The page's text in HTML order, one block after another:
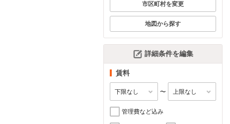
市区町村を変更
地図から探す
詳細条件を編集
賃料
〜
管理費など込み